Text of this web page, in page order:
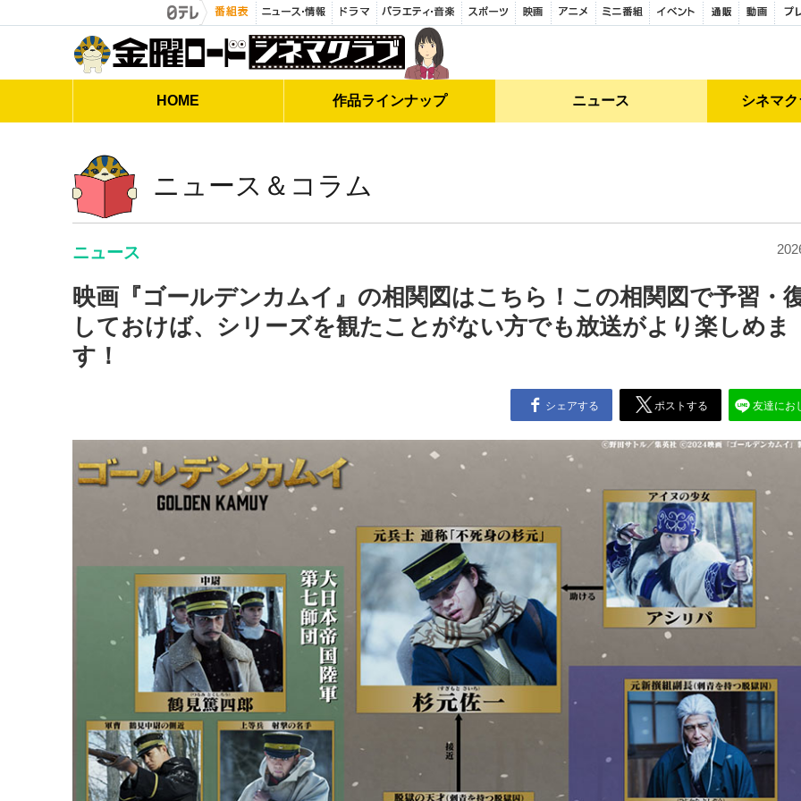
HOME 作品ラインナップ ニュース シネマ
ニュース＆コラム
ニュース
映画『ゴールデンカムイ』の相関図はこちら！この相関図で予習・
しておけば、シリーズを観たことがない方でも放送がより楽しめま
す！
シェアする ポストする 友達にお